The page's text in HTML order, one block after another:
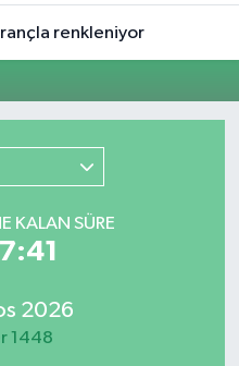
renkleniyor
KALAN SÜRE
2026
1448
ve Fikstür